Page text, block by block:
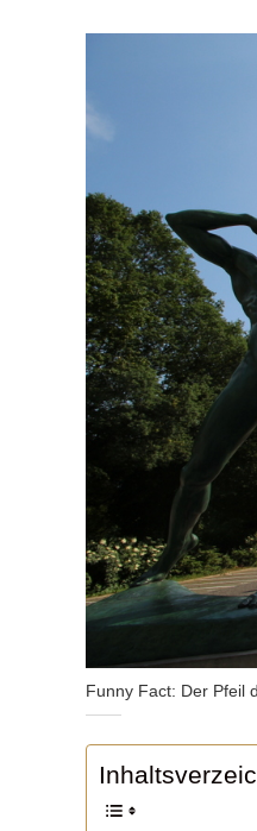
Funny Fact: Der Pfeil